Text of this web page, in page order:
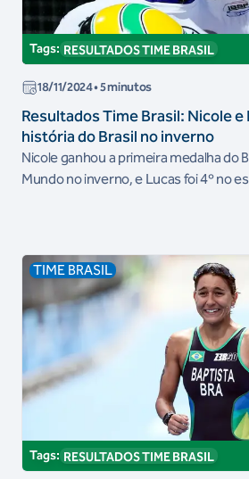
Tags: RESULTADOS TIME BRASIL
18/11/2024• 5 minutos
Resultados Time Brasil: Nicole e
história do Brasil no inverno
Nicole ganhou a primeira medalha do
Mundo no inverno, e Lucas foi 4º no
TIME BRASIL
Tags: RESULTADOS TIME BRASIL